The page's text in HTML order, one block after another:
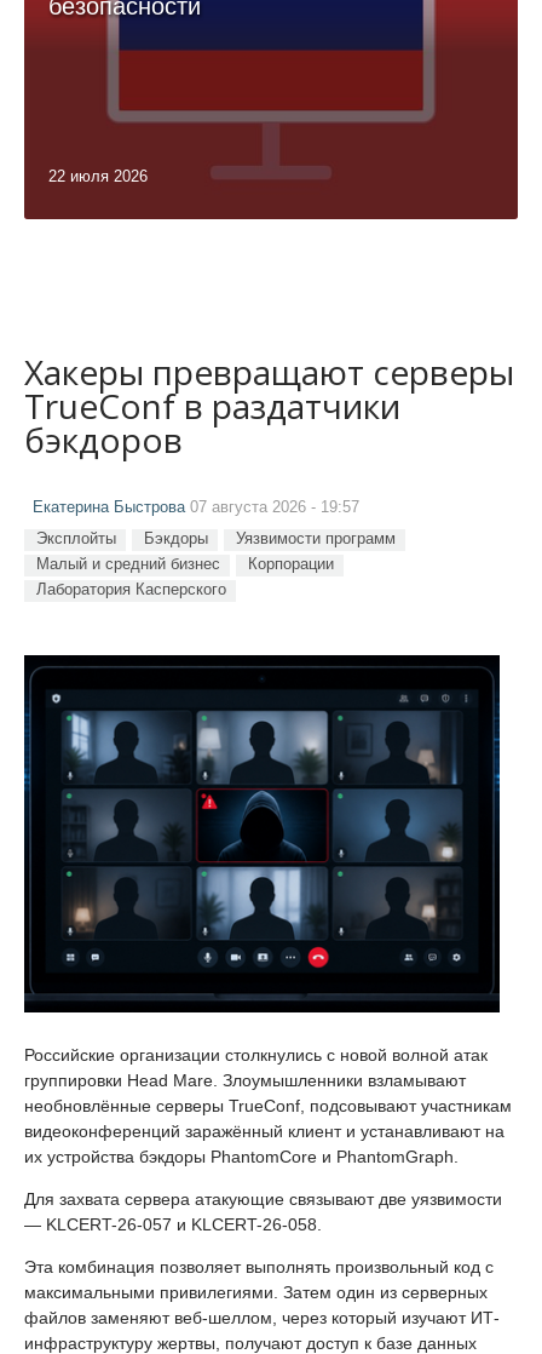
безопасности
22 июля 2026
Хакеры превращают серверы
TrueConf в раздатчики
бэкдоров
Екатерина Быстрова 07 августа 2026 - 19:57
Эксплойты Бэкдоры
Уязвимости программ
Малый и средний бизнес
Корпорации
Лаборатория Касперского
Российские организации столкнулись с новой волной атак
группировки Head Mare. Злоумышленники взламывают
необновлённые серверы TrueConf, подсовывают участникам
видеоконференций заражённый клиент и устанавливают на
их устройства бэкдоры PhantomCore и PhantomGraph.
Для захвата сервера атакующие связывают две уязвимости
— KLCERT-26-057 и KLCERT-26-058.
Эта комбинация позволяет выполнять произвольный код с
максимальными привилегиями. Затем один из серверных
файлов заменяют веб-шеллом, через который изучают ИТ-
инфраструктуру жертвы, получают доступ к базе данных